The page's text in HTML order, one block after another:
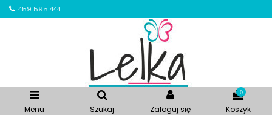
459 595 444
Menu Szukaj Zaloguj się
0
Koszyk